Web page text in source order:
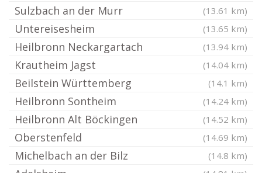
Sulzbach an der Murr (13.61 km)
Untereisesheim (13.65 km)
Heilbronn Neckargartach (13.94 km)
Krautheim Jagst (14.04 km)
Beilstein Württemberg (14.1 km)
Heilbronn Sontheim (14.24 km)
Heilbronn Alt Böckingen (14.52 km)
Oberstenfeld (14.69 km)
Michelbach an der Bilz (14.8 km)